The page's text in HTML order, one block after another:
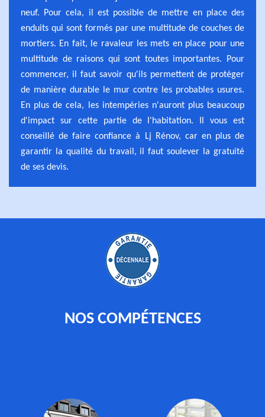
neuf. Pour cela, il est possible de mettre en place des
enduits qui sont formés par une multitude de couches de
mortiers. En fait, le ravaleur les mets en place pour une
multitude de raisons qui sont toutes importantes. Pour
commencer, il faut savoir qu'ils permettent de protéger
de manière durable le mur contre les probables usures.
En plus de cela, les intempéries n'auront plus beaucoup
d'impact sur cette partie de l'habitation. Il vous est
conseillé de faire confiance à Lj Rénov, car en plus de
garantir la qualité du travail, il faut soulever la gratuité
de ses devis.
NOS COMPÉTENCES